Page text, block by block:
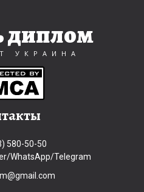
диплом
УКРАИНА
580-50-50
WhatsApp/Telegram